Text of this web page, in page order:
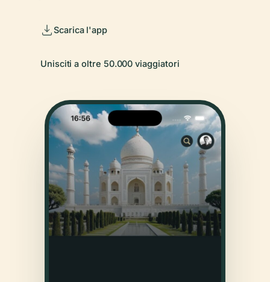
Scarica l'app
Unisciti a oltre 50.000 viaggiatori